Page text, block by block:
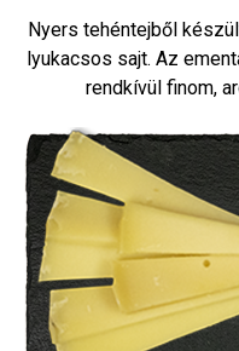
Nyers tehéntejből
lyukacsos sajt. Az
rendkívül finom,